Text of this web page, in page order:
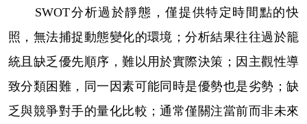
SWOT分析過於靜態，僅提供特定時間點的快
照，無法捕捉動態變化的環境；分析結果往往過於籠
統且缺乏優先順序，難以用於實際決策；因主觀性導
致分類困難，同一因素可能同時是優勢也是劣勢；缺
乏與競爭對手的量化比較；通常僅關注當前而非未來